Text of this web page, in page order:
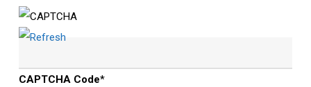
CAPTCHA Code*